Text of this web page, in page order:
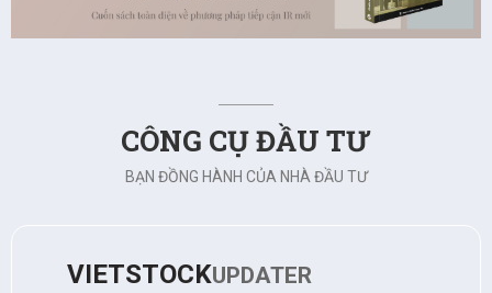
CÔNG CỤ ĐẦU TƯ
BẠN ĐỒNG HÀNH CỦA NHÀ ĐẦU TƯ
VIETSTOCKUPDATER